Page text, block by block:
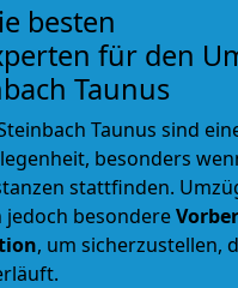
besten
für den
Taunus
Taunus sind
besonders
stattfinden.
besondere
, um sicherzustellen,